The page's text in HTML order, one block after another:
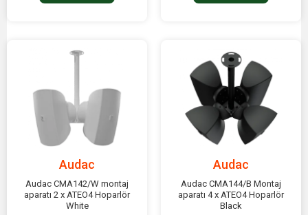
Audac
Audac CMA142/W montaj
aparatı 2 x ATEO4 Hoparlör
White
Audac
Audac CMA144/B Montaj
aparatı 4 x ATEO4 Hoparlör
Black